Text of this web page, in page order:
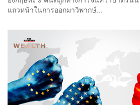
แถวหน้าในการออกมาวิพากษ์...